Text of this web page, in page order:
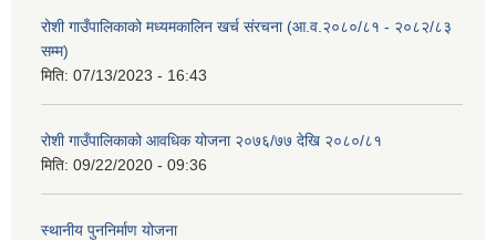
रोशी गाउँपालिकाको मध्यमकालिन खर्च संरचना (आ.व.२०८०/८१ - २०८२/८३
सम्म)
मिति: 07/13/2023 - 16:43
रोशी गाउँपालिकाको आवधिक योजना २०७६/७७ देखि २०८०/८१
मिति: 09/22/2020 - 09:36
स्थानीय पुननिर्माण योजना